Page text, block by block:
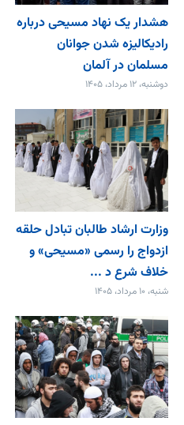
هشدار یک نهاد مسیحی درباره
رادیکالیزه شدن جوانان
مسلمان در آلمان
دوشنبه، ۱۲ مرداد، ۱۴۰۵
وزارت ارشاد طالبان تبادل حلقه
ازدواج را رسمی «مسیحی» و
خلاف شرع د ...
شنبه، ۱۰ مرداد، ۱۴۰۵